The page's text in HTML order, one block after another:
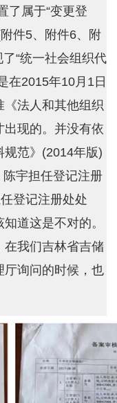
了属于“变更登
件5、附件6、附
“统一社会组织代
在2015年10月1日
《法人和其他组织
现的。并没有依
范》(2014年版)
宇担任登记注册
登记注册处处
道这是不对的。
在我们吉林省吉储
厅询问的时候，也